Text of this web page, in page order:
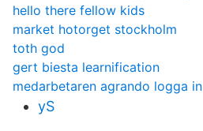
hello there fellow kids
market hotorget stockholm
toth god
gert biesta learnification
medarbetaren agrando logga in
yS